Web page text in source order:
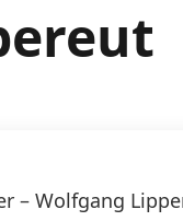
– Wolfgang